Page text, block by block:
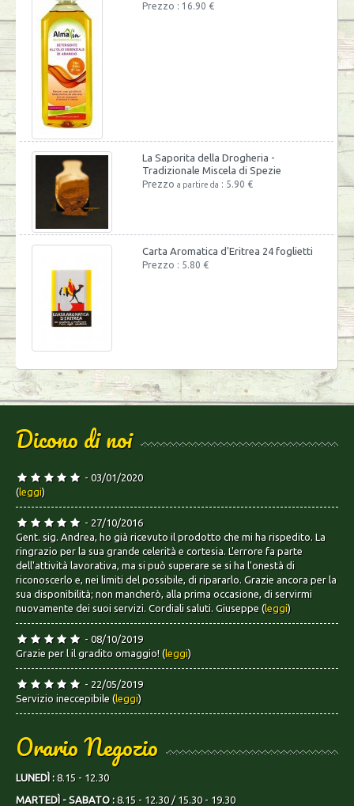
Prezzo : 16.90 €
La Saporita della Drogheria -
Tradizionale Miscela di Spezie
Prezzoa partire da : 5.90 €
Carta Aromatica d'Eritrea 24 foglietti
Prezzo : 5.80 €
Dicono di noi
- 03/01/2020
(leggi)
- 27/10/2016
Gent. sig. Andrea, ho già ricevuto il prodotto che mi ha rispedito. La
ringrazio per la sua grande celerità e cortesia. L'errore fa parte
dell'attività lavorativa, ma si può superare se si ha l'onestà di
riconoscerlo e, nei limiti del possibile, di ripararlo. Grazie ancora per la
sua disponibilità; non mancherò, alla prima occasione, di servirmi
nuovamente dei suoi servizi. Cordiali saluti. Giuseppe (leggi)
- 08/10/2019
Grazie per l il gradito omaggio! (leggi)
- 22/05/2019
Servizio ineccepibile (leggi)
Orario Negozio
LUNEDÌ :8.15 - 12.30
MARTEDÌ - SABATO :8.15 - 12.30 / 15.30 - 19.30